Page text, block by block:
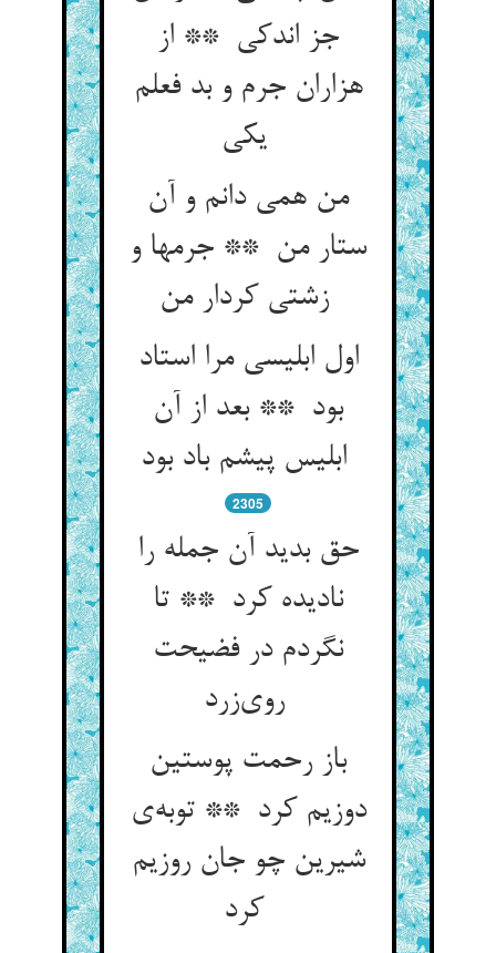
جز اندکی ** از
هزاران جرم و بد فعلم
یکی
من همی دانم و آن
ستار من ** جرمها و
زشتی کردار من
اول ابلیسی مرا استاد
بود ** بعد از آن
2305
حق بدید آن جمله را
نادیده کرد ** تا
نگردم در فضیحت
روی‌زرد
باز رحمت پوستین
دوزیم کرد ** توبه‌ی
شیرین چو جان روزیم